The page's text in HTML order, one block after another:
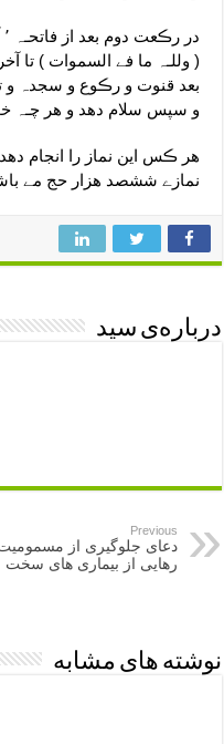
( وللـہ ما فے السموات ) تا آخر سورہ و ۱۵ بار قل
بعد قنوت و رڪوع و سجدہ و
و سپس سلام دهد و هر چـہ
هر ڪس این نماز را انجام
نمازے ششصد هزار حج مے
درباره‌ی سید
Previous
دعای جلوگیری از
رهایی از بیماری های سخت
نوشته های مشابه